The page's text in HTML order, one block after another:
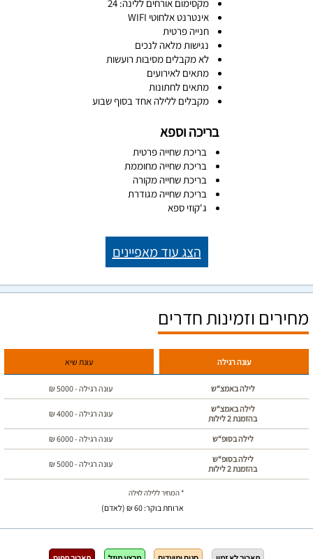
מקסימום אורחים ללינה: 24
אינטרנט אלחוטי WIFI
חנייה פרטית
נגישות מלאה לנכים
לא מקבלים מסיבות רועשות
מתאים לאירועים
מתאים לחתונות
מקבלים ללילה אחד בסוף שבוע
בריכה וספא
בריכת שחייה פרטית
בריכת שחייה מחוממת
בריכת שחייה מקורה
בריכת שחייה מגודרת
ג'קוזי ספא
הצג עוד מאפיינים
מחירים וזמינות חדרים
עונת שיא עונה רגילה
לילה באמצ“ש עונה רגילה -5000
₪
לילה באמצ“ש
בהזמנת 2 לילות
עונה רגילה -4000
₪
לילה בסופ“ש עונה רגילה -6000
₪
לילה בסופ“ש
בהזמנת 2 לילות
עונה רגילה -5000
₪
* המחיר ללילה לוילה
ארוחת בוקר: 60 ₪ (לאדם)